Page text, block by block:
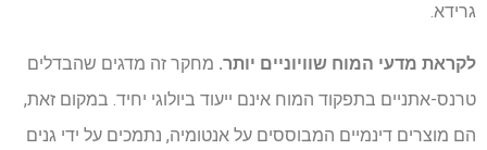
גרידא.
לקראת מדעי המוח שוויוניים יותר. מחקר זה מדגים שהבדלים
טרנס-אתניים בתפקוד המוח אינם ייעוד ביולוגי יחיד. במקום זאת,
הם מוצרים דינמיים המבוססים על אנטומיה, נתמכים על ידי גנים